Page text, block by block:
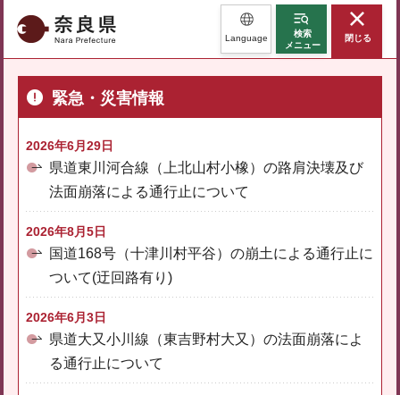
奈良県 Language
検索
メニュー
閉じる
緊急・災害情報
2026年6月29日
県道東川河合線（上北山村小橡）の路肩決壊及び
法面崩落による通行止について
2026年8月5日
国道168号（十津川村平谷）の崩土による通行止に
ついて(迂回路有り)
2026年6月3日
県道大又小川線（東吉野村大又）の法面崩落によ
る通行止について